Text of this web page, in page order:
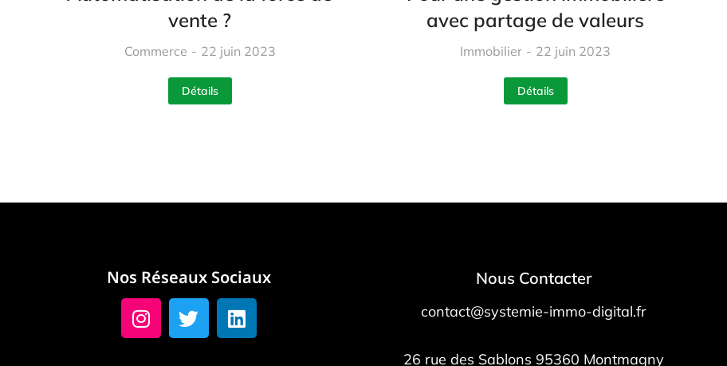
vente ?
Commerce 22 juin 2023
Détails
avec partage de valeurs
Immobilier 22 juin 2023
Détails
Nos Réseaux Sociaux Nous Contacter
contact@systemie-immo-digital.fr
26 rue des Sablons 95360 Montmagny